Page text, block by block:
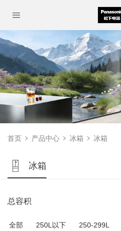
首页 产品中心 冰箱 冰箱
冰箱
总容积
全部 250L以下 250-299L